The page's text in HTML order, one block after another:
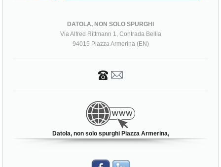
DATOLA, NON SOLO SPURGHI
Via Alfred Rittmann 1, Contrada Bellia
Datola, non solo spurghi Piazza Armerina,